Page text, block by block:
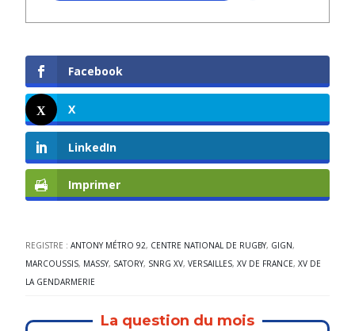
Facebook
X
LinkedIn
Imprimer
REGISTRE :ANTONY MÉTRO 92, CENTRE NATIONAL DE RUGBY, GIGN,
MARCOUSSIS, MASSY, SATORY, SNRG XV,VERSAILLES,XV DE FRANCE,XV DE
LA GENDARMERIE
La question du mois